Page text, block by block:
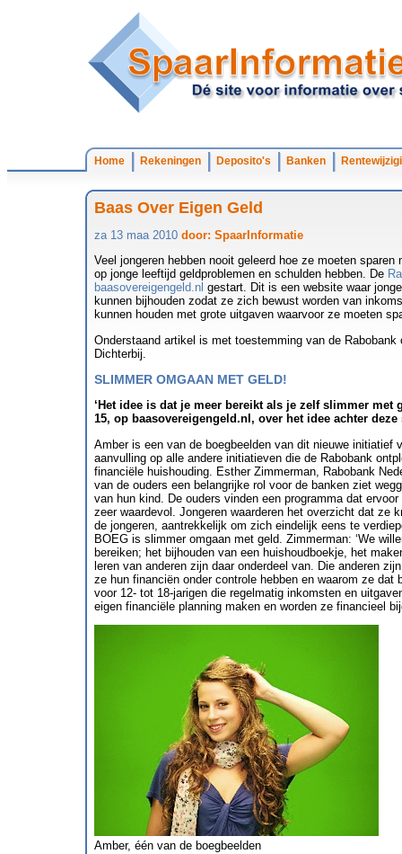
Home Rekeningen Deposito's Banken
Baas Over Eigen Geld
za 13 maa 2010 door: SpaarInformatie
Veel jongeren hebben nooit geleerd hoe ze moeten
op jonge leeftijd geldproblemen en schulden hebben. De
baasovereigengeld.nl gestart. Dit is een website waar
kunnen bijhouden zodat ze zich bewust worden van
kunnen houden met grote uitgaven waarvoor ze moeten
Onderstaand artikel is met toestemming van de Rabobank
Dichterbij.
SLIMMER OMGAAN MET GELD!
‘Het idee is dat je meer bereikt als je zelf slimmer met
15, op baasovereigengeld.nl, over het idee achter deze
Amber is een van de boegbeelden van dit nieuwe initiatief
aanvulling op alle andere initiatieven die de Rabobank
financiële huishouding. Esther Zimmerman, Rabobank
van de ouders een belangrijke rol voor de banken ziet
van hun kind. De ouders vinden een programma dat
zeer waardevol. Jongeren waarderen het overzicht dat ze
de jongeren, aantrekkelijk om zich eindelijk eens te
BOEG is slimmer omgaan met geld. Zimmerman: ‘We
bereiken; het bijhouden van een huishoudboekje, het
leren van anderen zijn daar onderdeel van. Die anderen
ze hun financiën onder controle hebben en waarom ze dat
voor 12- tot 18-jarigen die regelmatig inkomsten en
eigen financiële planning maken en worden ze financieel
Amber, één van de boegbeelden